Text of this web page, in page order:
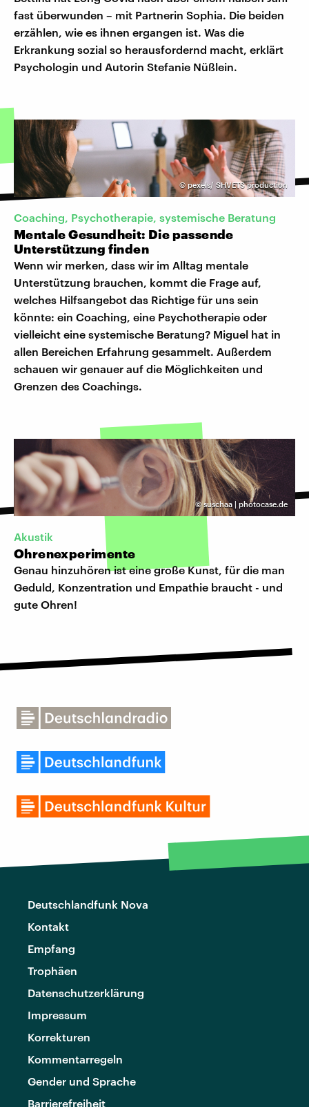
fast überwunden – mit Partnerin Sophia. Die beiden
erzählen, wie es ihnen ergangen ist. Was die
Erkrankung sozial so herausfordernd macht, erklärt
Psychologin und Autorin Stefanie Nüßlein.
© pexels/ SHVETS production
Coaching, Psychotherapie, systemische Beratung
Mentale Gesundheit: Die passende
Unterstützung finden
Wenn wir merken, dass wir im Alltag mentale
Unterstützung brauchen, kommt die Frage auf,
welches Hilfsangebot das Richtige für uns sein
könnte: ein Coaching, eine Psychotherapie oder
vielleicht eine systemische Beratung? Miguel hat in
allen Bereichen Erfahrung gesammelt. Außerdem
schauen wir genauer auf die Möglichkeiten und
Grenzen des Coachings.
©suschaa | photocase.de
Akustik
Ohrenexperimente
Genau hinzuhören ist eine große Kunst, für die man
Geduld, Konzentration und Empathie braucht - und
gute Ohren!
Deutschlandfunk Nova
Kontakt
Empfang
Trophäen
Datenschutzerklärung
Impressum
Korrekturen
Kommentarregeln
Gender und Sprache
Barrierefreiheit